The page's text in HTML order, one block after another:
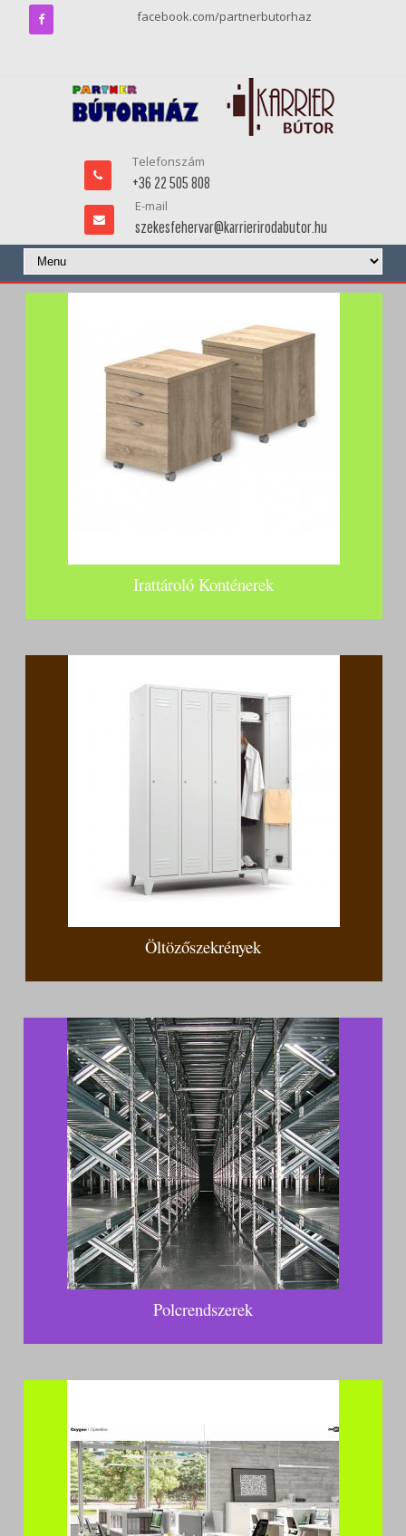
facebook.com/partnerbutorhaz
Telefonszám
+36 22 505 808
E-mail
szekesfehervar@karrierirodabutor.hu
Irattároló Konténerek
Öltözőszekrények
Polcrendszerek